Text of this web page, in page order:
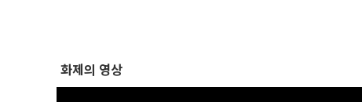
화제의 영상